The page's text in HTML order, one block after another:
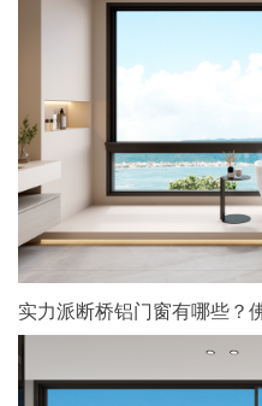
实力派断桥铝门窗有哪些？